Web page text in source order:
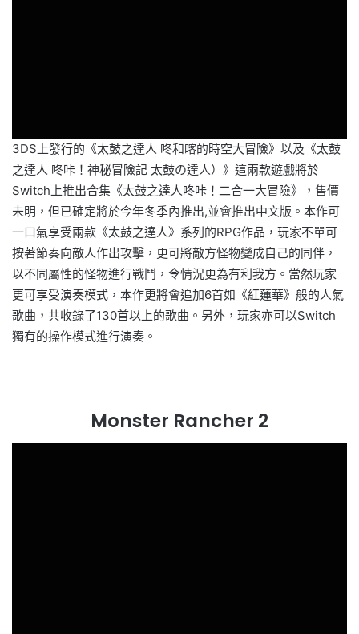
3DS上發行的《太鼓之達人 咚和喀的時空大冒險》以及《太鼓
之達人 咚咔！神秘冒險記 太鼓の達人）》這兩款遊戲將於
Switch上推出合集《太鼓之達人咚咔！二合一大冒險》，售價
未明，但已確定將於今年冬季內推出,並會推出中文版。本作可
一口氣享受兩款《太鼓之達人》系列的RPG作品，玩家不單可
按著節奏向敵人作出攻擊，更可將敵方怪物變成自己的同伴，
以不同屬性的怪物進行戰鬥，令情況更為有利我方。當然玩家
更可享受演奏模式，本作更將會追加6首如《紅蓮華》般的人氣
歌曲，共收錄了130首以上的歌曲。另外，玩家亦可以Switch
獨有的操作模式進行演奏。
Monster Rancher 2